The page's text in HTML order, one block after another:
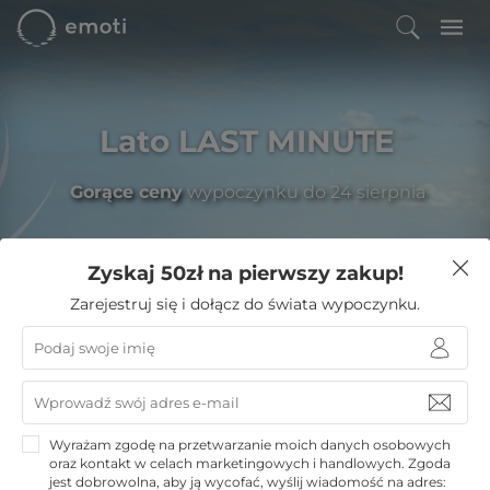
Lato LAST MINUTE
Gorące cenywypoczynku do 24 sierpnia
Filtruj
Emoti » Noclegi w górach » Szklarska Poręba noclegi »
Happy Valley Resort
Happy Valley Resort
Szklarska Poręba
Zyskaj 50zł na pierwszy zakup!
Zarejestruj się i dołącz do świata wypoczynku.
Wyrażam zgodę na przetwarzanie moich danych osobowych
oraz kontakt w celach marketingowych i handlowych. Zgoda
jest dobrowolna, aby ją wycofać, wyślij wiadomość na adres: